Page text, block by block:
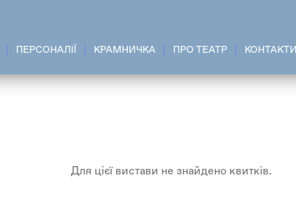
ПЕРСОНАЛІЇ КРАМНИЧКА ПРО ТЕАТР КОНТАКТИ
Для цієї вистави не знайдено квитків.